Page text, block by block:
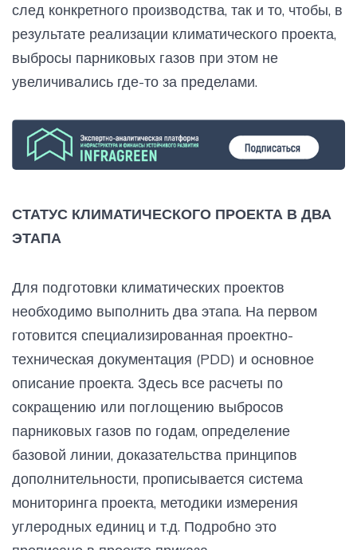
след конкретного производства, так и то, чтобы, в
результате реализации климатического проекта,
выбросы парниковых газов при этом не
увеличивались где-то за пределами.
СТАТУС КЛИМАТИЧЕСКОГО ПРОЕКТА В ДВА
ЭТАПА
Для подготовки климатических проектов
необходимо выполнить два этапа. На первом
готовится специализированная проектно-
техническая документация (PDD) и основное
описание проекта. Здесь все расчеты по
сокращению или поглощению выбросов
парниковых газов по годам, определение
базовой линии, доказательства принципов
дополнительности, прописывается система
мониторинга проекта, методики измерения
углеродных единиц и т.д. Подробно это